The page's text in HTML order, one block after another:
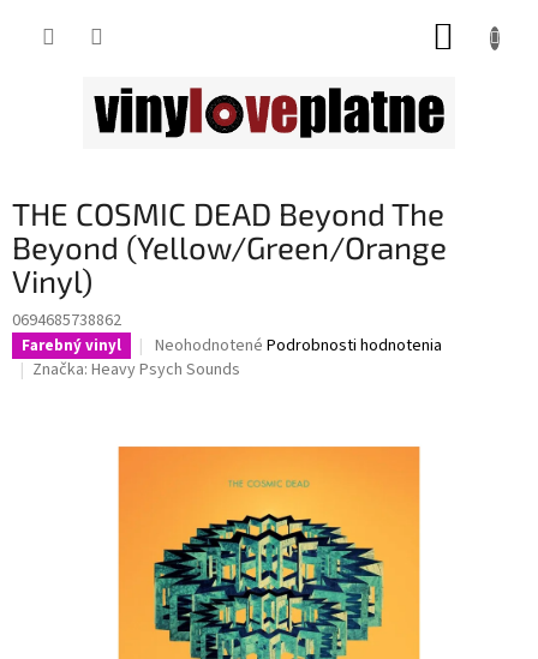
THE COSMIC DEAD Beyond The
Beyond (Yellow/Green/Orange
Vinyl)
0694685738862
Farebný vinyl
Priemerné
hodnotenie
Neohodnotené Podrobnosti hodnotenia
Značka: Heavy Psych Sounds